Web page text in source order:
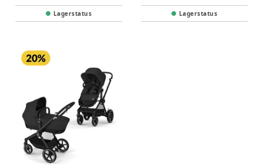
Lagerstatus Lagerstatus